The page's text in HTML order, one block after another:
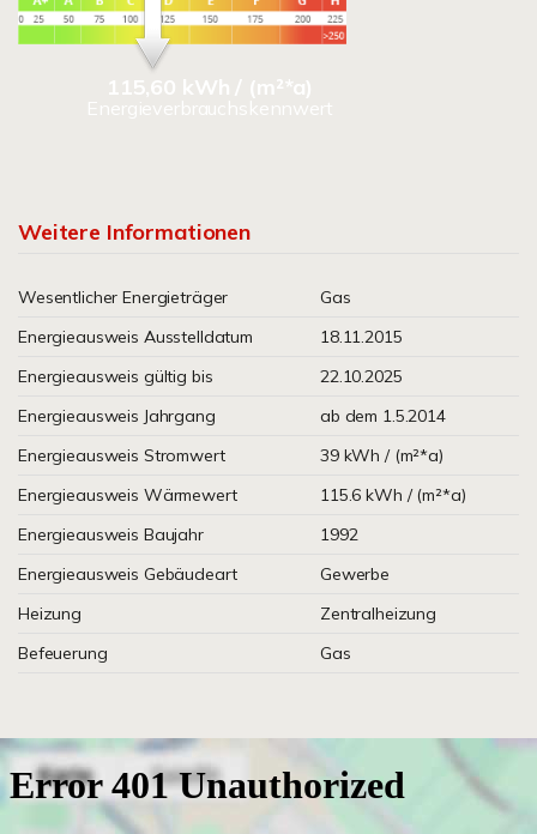
115,60 kWh / (m²*a)
Energieverbrauchskennwert
Weitere Informationen
Wesentlicher Energieträger
Gas
Energieausweis Ausstelldatum
18.11.2015
Energieausweis gültig bis
22.10.2025
Energieausweis Jahrgang
ab dem 1.5.2014
Energieausweis Stromwert
39 kWh / (m²*a)
Energieausweis Wärmewert
115.6 kWh / (m²*a)
Energieausweis Baujahr
1992
Energieausweis Gebäudeart
Gewerbe
Heizung
Zentralheizung
Befeuerung
Gas